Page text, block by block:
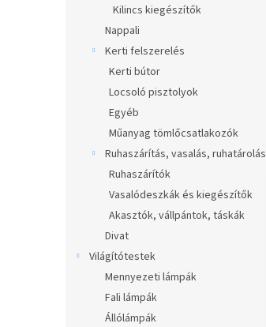
Kilincs kiegészítők
Nappali
Kerti felszerelés
Kerti bútor
Locsoló pisztolyok
Egyéb
Műanyag tömlőcsatlakozók
Ruhaszárítás, vasalás, ruhatárolás
Ruhaszárítók
Vasalódeszkák és kiegészítők
Akasztók, vállpántok, táskák
Divat
Világítótestek
Mennyezeti lámpák
Fali lámpák
Állólámpák